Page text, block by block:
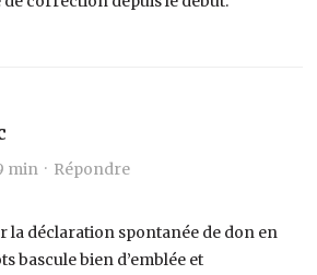
min · Répondre
la déclaration spontanée de don en
bascule bien d’emblée et